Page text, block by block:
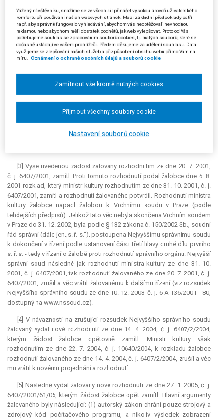
autorského zákona.
2) právo na vysílání počítačových programů jakožto autorských děl
televizí podle
§ 21 autorského zákona,
4) právo na vystavování počítačových programů jakožto autorských
[3] Výše uvedenou žádost žalovaný rozhodnutím ze dne 20. 7. 2001,
č. j. 6407/2001, zamítl. Proti tomuto rozhodnutí podal žalobce dne 6. 8.
2001 rozklad, který ministr kultury rozhodnutím ze dne 31. 10. 2001, č. j.
6407/2001, zamítl a rozhodnutí žalovaného potvrdil. Rozhodnutí ministra
kultury žalobce napadl žalobou k Vrchnímu soudu v Praze (podle
tehdejších předpisů). Jelikož tato věc nebyla skončena Vrchním soudem
v Praze do 31. 12. 2002, byla podle § 132 zákona č. 150/2002 Sb., soudní
řád správní (dále jen,,s. ř. s.“), postoupena Nejvyššímu správnímu soudu
k dokončení v řízení podle ustanovení části třetí hlavy druhé dílu prvního
s. ř. s. - tedy v řízení o žalobě proti rozhodnutí správního orgánu. Nejvyšší
správní soud následně jak rozhodnutí ministra kultury ze dne 31. 10.
2001, č. j. 6407/2001, tak rozhodnutí žalovaného ze dne 20. 7. 2001, č. j.
6407/2001, zrušil a věc vrátil žalovanému k dalšímu řízení (viz rozsudek
Nejvyššího správního soudu ze dne 10. 12. 2003, č. j. 6 A 136/2001 - 80,
dostupný na www.nssoud.cz).
[4] V návaznosti na zrušující rozsudek Nejvyššího správního soudu
žalovaný vydal nové rozhodnutí ze dne 14. 4. 2004, č. j. 6407/2/2004,
kterým žádost žalobce opětovně zamítl. Ministr kultury však
rozhodnutím ze dne 22. 7. 2004, č. j. 10640/2004, k rozkladu žalobce
rozhodnutí žalovaného ze dne 14. 4. 2004, č. j. 6407/2/2004, zrušil a věc
mu vrátil k novému projednání a rozhodnutí.
[5] Následně vydal žalovaný nové rozhodnutí ze dne 27. 1. 2005, č. j.
6407/2001/61/05, kterým žádost žalobce opět zamítl. Hlavní argumenty
žalovaného byly následující: (1) autorský zákon chrání pouze strojový a
zdrojový kód počítačového programu, a nikoliv výsledek zobrazení
Vážený návštěvníku, snažíme se ze všech sil přinášet vysokou úroveň uživatelského
komfortu při používání našich webových stránek. Mezi základní předpoklady patří
např. aby správně fungovalo vyhledávání, abychom vás neobtěžovali nevhodnou
reklamou nebo abychom měli dostatek podnětů, jak web vylepšovat. Proto od Vás
potřebujeme souhlas se zpracováním souborů cookies, tj. malých souborů, které se
dočasně ukládají ve vašem prohlížeči. Předem děkujeme za udělení souhlasu. Data
využijeme ke zlepšování našich služeb a přizpůsobení obsahu webu přímo Vám na
míru. Oznámení o ochraně osobních údajů a souborů cookie
Nastavení souborů cookie
Zamítnout vše kromě nutných cookies
Přijmout všechny soubory cookie